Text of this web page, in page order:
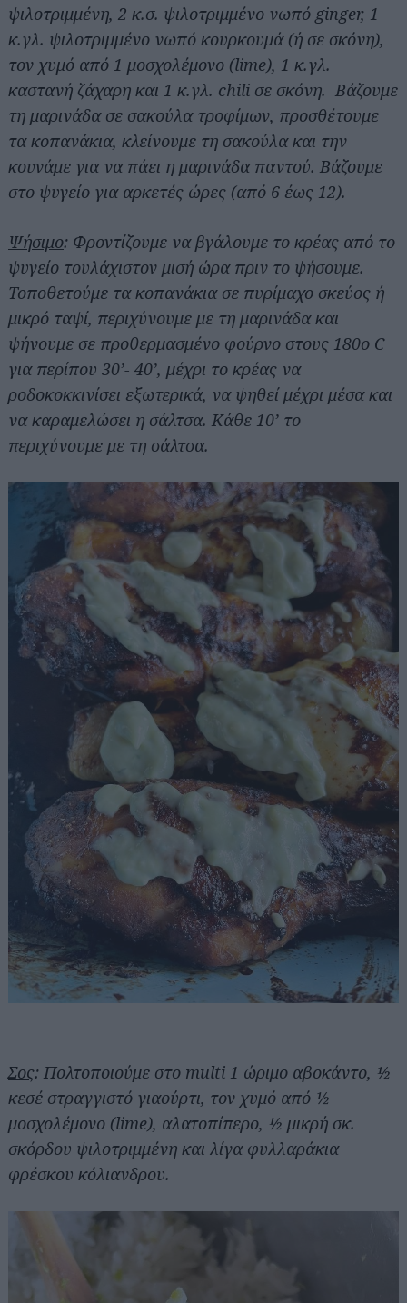
ψιλοτριμμένη, 2 κ.σ. ψιλοτριμμένο νωπό ginger, 1
κ.γλ. ψιλοτριμμένο νωπό κουρκουμά (ή σε σκόνη),
τον χυμό από 1 μοσχολέμονο (lime), 1 κ.γλ.
καστανή ζάχαρη και 1 κ.γλ. chili σε σκόνη. Βάζουμε
τη μαρινάδα σε σακούλα τροφίμων, προσθέτουμε
τα κοπανάκια, κλείνουμε τη σακούλα και την
κουνάμε για να πάει η μαρινάδα παντού. Βάζουμε
στο ψυγείο για αρκετές ώρες (από 6 έως 12).
Ψήσιμο: Φροντίζουμε να βγάλουμε το κρέας από το
ψυγείο τουλάχιστον μισή ώρα πριν το ψήσουμε.
Τοποθετούμε τα κοπανάκια σε πυρίμαχο σκεύος ή
μικρό ταψί, περιχύνουμε με τη μαρινάδα και
ψήνουμε σε προθερμασμένο φούρνο στους 180ο C
για περίπου 30’- 40’, μέχρι το κρέας να
ροδοκοκκινίσει εξωτερικά, να ψηθεί μέχρι μέσα και
να καραμελώσει η σάλτσα. Κάθε 10’ το
περιχύνουμε με τη σάλτσα.
Σος: Πολτοποιούμε στο multi 1 ώριμο αβοκάντο, ½
κεσέ στραγγιστό γιαούρτι, τον χυμό από ½
μοσχολέμονο (lime), αλατοπίπερο, ½ μικρή σκ.
σκόρδου ψιλοτριμμένη και λίγα φυλλαράκια
φρέσκου κόλιανδρου.